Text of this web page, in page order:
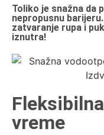
Toliko je snažna da
nepropusnu
zatvaranje rupa i
iznutra!
vreme